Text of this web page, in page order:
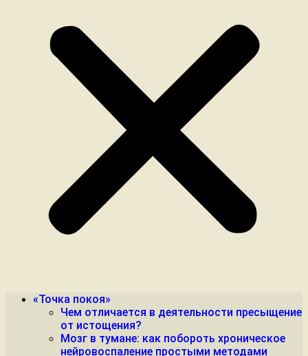
«Точка покоя»
Чем отличается в деятельности пресыщение
от истощения?
Мозг в тумане: как побороть хроническое
нейровоспаление простыми методами